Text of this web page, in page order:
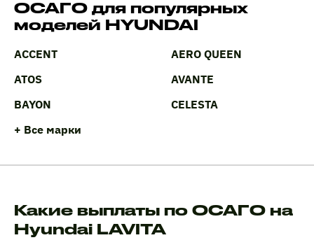
ОСАГО для популярных
моделей HYUNDAI
ACCENT
AERO QUEEN
ATOS
AVANTE
BAYON
CELESTA
+ Все марки
Какие выплаты по ОСАГО на
Hyundai LAVITA